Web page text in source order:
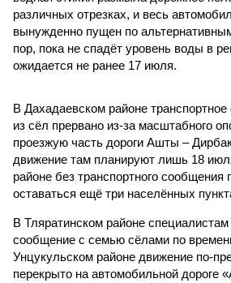
различных отрезках, и весь
вынужденно пущен по
пор, пока не спадёт уровень воды в
ожидается не ранее 17 июля.
В Дахадаевском районе
из сёл прервано из-за масштабного
проезжую часть дороги Ашты –
движение там планируют лишь 18
районе без транспортного
оставаться ещё три населённых
В Тляратинском районе
сообщение с семью сёлами по
Унцукульском районе движение по-
перекрыто на автомобильной дороге